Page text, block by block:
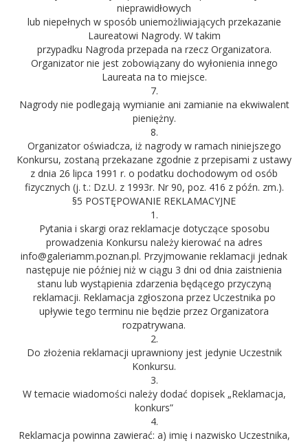
nieprawidłowych
lub niepełnych w sposób uniemożliwiających przekazanie
Laureatowi Nagrody. W takim
przypadku Nagroda przepada na rzecz Organizatora.
Organizator nie jest zobowiązany do wyłonienia innego
Laureata na to miejsce.
7.
Nagrody nie podlegają wymianie ani zamianie na ekwiwalent
pieniężny.
8.
Organizator oświadcza, iż nagrody w ramach niniejszego
Konkursu, zostaną przekazane zgodnie z przepisami z ustawy
z dnia 26 lipca 1991 r. o podatku dochodowym od osób
fizycznych (j. t.: Dz.U. z 1993r. Nr 90, poz. 416 z późn. zm.).
§5 POSTĘPOWANIE REKLAMACYJNE
1.
Pytania i skargi oraz reklamacje dotyczące sposobu
prowadzenia Konkursu należy kierować na adres
info@galeriamm.poznan.pl. Przyjmowanie reklamacji jednak
następuje nie później niż w ciągu 3 dni od dnia zaistnienia
stanu lub wystąpienia zdarzenia będącego przyczyną
reklamacji. Reklamacja zgłoszona przez Uczestnika po
upływie tego terminu nie będzie przez Organizatora
rozpatrywana.
2.
Do złożenia reklamacji uprawniony jest jedynie Uczestnik
Konkursu.
3.
W temacie wiadomości należy dodać dopisek „Reklamacja,
konkurs”
4.
Reklamacja powinna zawierać: a) imię i nazwisko Uczestnika,